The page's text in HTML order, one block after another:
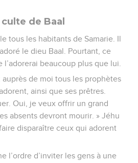
de Baal
tous les habitants de Samarie. Il
le dieu Baal. Pourtant, ce
l’adorerai beaucoup plus que lui.
de moi tous les prophètes
ainsi que ses prêtres.
Oui, je veux offrir un grand
absents devront mourir. » Jéhu
disparaître ceux qui adorent
l’ordre d’inviter les gens à une